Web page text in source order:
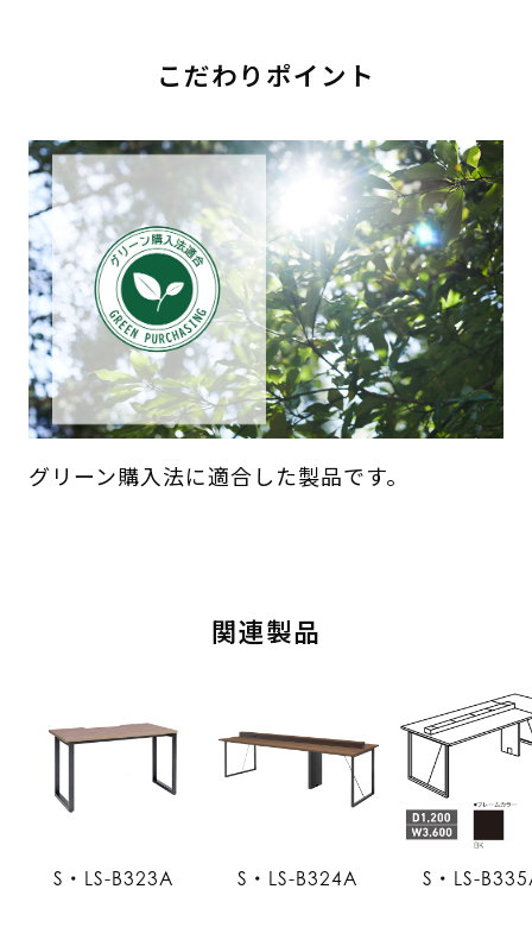
こだわりポイント
グリーン購入法に適合した製品です。
関連製品
S・LS-B323A S・LS-B324A S・LS-